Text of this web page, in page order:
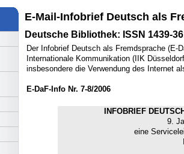
E-Mail-Infobrief Deutsch als
Deutsche Bibliothek: ISSN 1439-
Der Infobrief Deutsch als Fremdsprache
Internationale Kommunikation (IIK
insbesondere die Verwendung des Internet
E-DaF-Info Nr. 7-8/2006
INFOBRIEF
9.
eine